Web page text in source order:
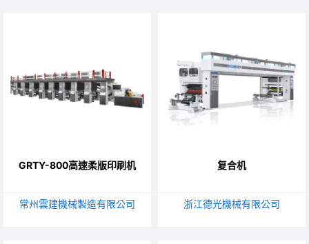
GRTY-800高速柔版印刷机
常州雲建機械製造有限公司
复合机
浙江德光機械有限公司